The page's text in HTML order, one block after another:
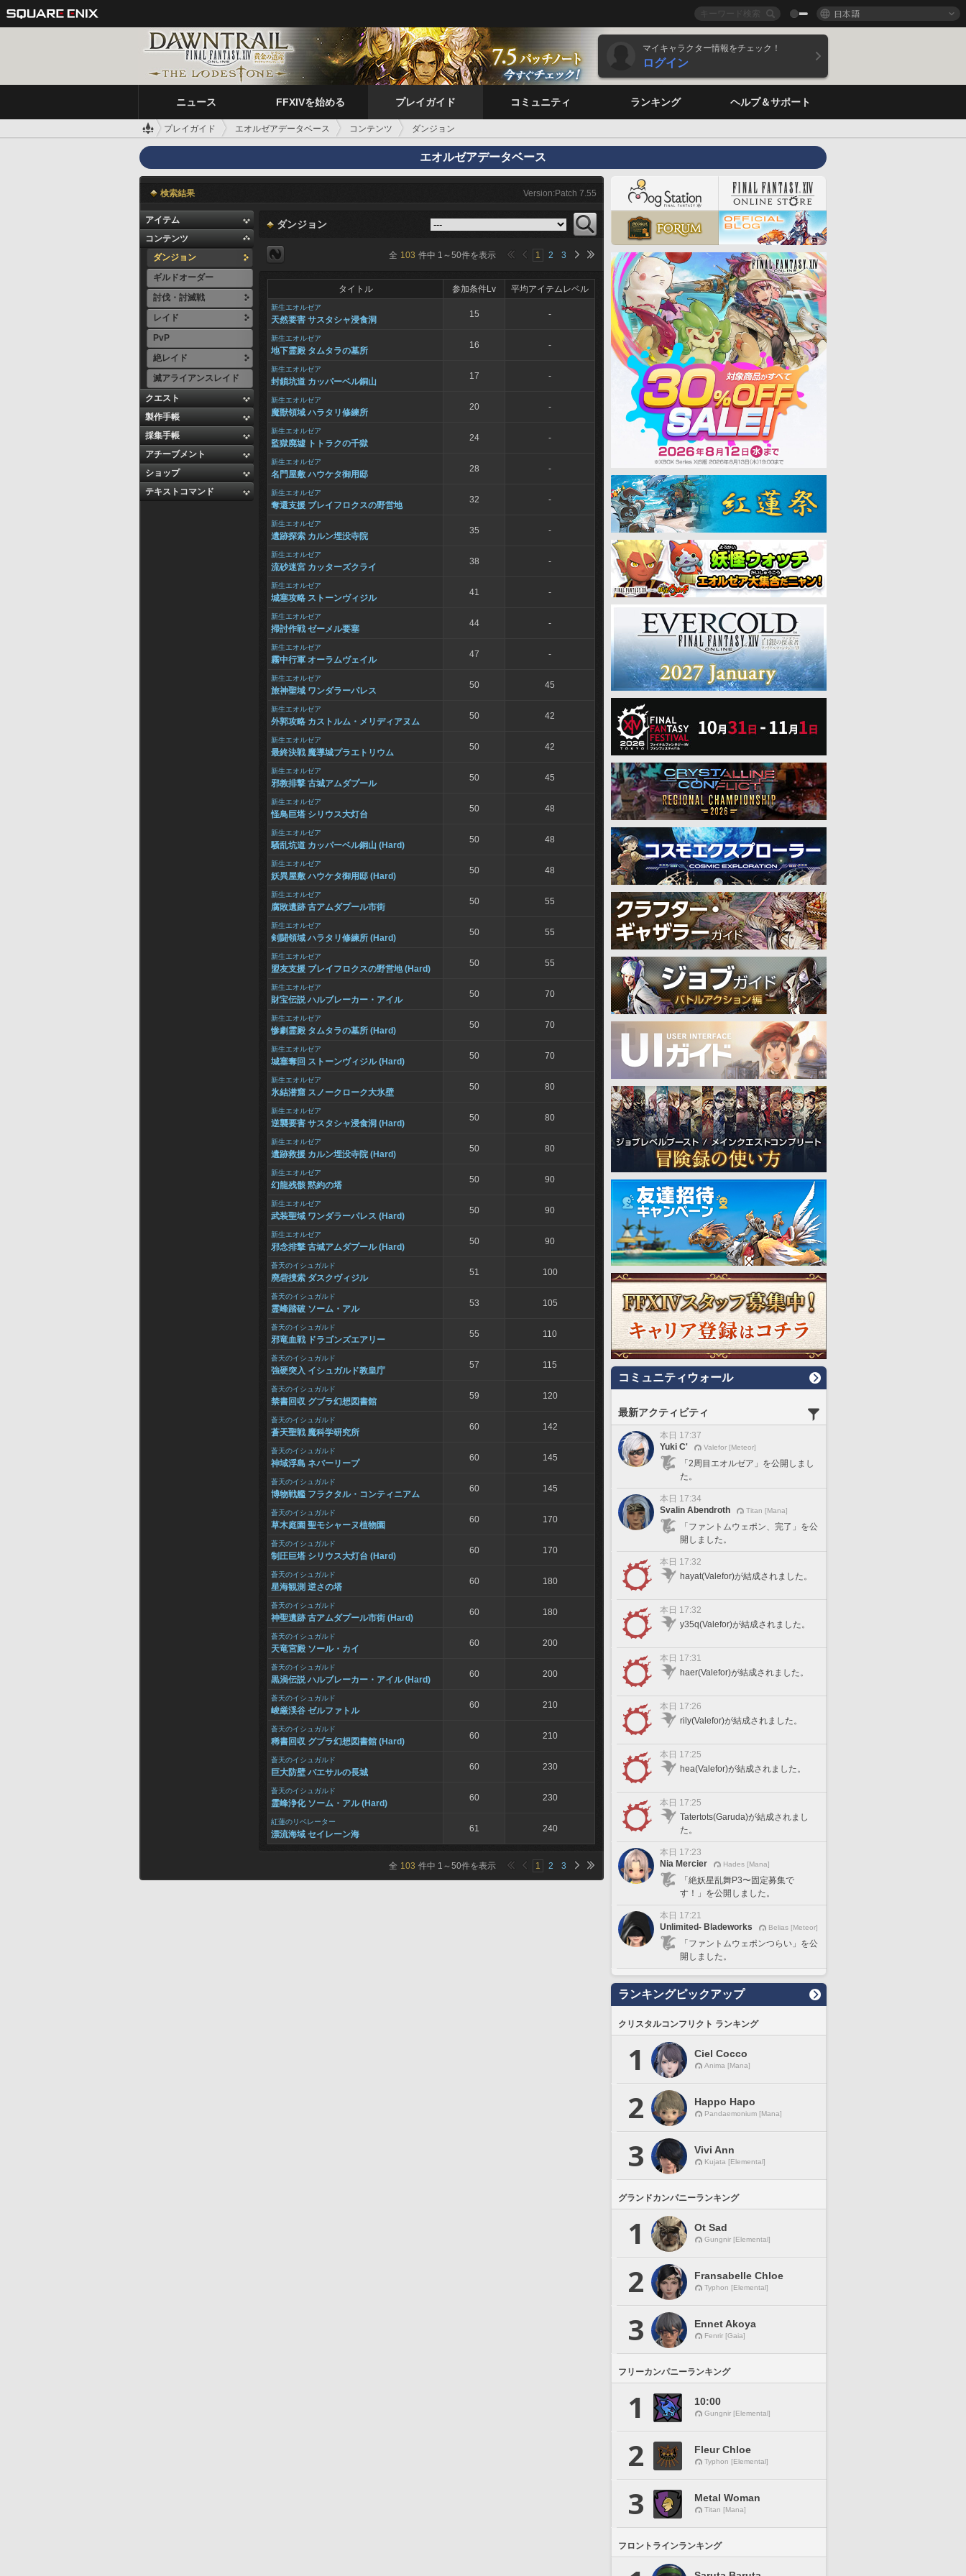
日本語
マイキャラクター情報をチェック！
ログイン
ニュース FFXIVを始める プレイガイド コミュニティ ランキング ヘルプ＆サポート
プレイガイド エオルゼアデータベース コンテンツ ダンジョン
エオルゼアデータベース
検索結果 Version:Patch 7.55
アイテム
コンテンツ
ダンジョン
ギルドオーダー
討伐・討滅戦
レイド
PvP
絶レイド
滅アライアンスレイド
クエスト
製作手帳
採集手帳
アチーブメント
ショップ
テキストコマンド
ダンジョン
全 103 件中 1 ～50件を表示 1 2 3
タイトル 参加条件Lv 平均アイテムレベル
新生エオルゼア
天然要害 サスタシャ浸食洞
15 -
新生エオルゼア
地下霊殿 タムタラの墓所
16 -
新生エオルゼア
封鎖坑道 カッパーベル銅山
17 -
新生エオルゼア
魔獣領域 ハラタリ修練所
20 -
新生エオルゼア
監獄廃墟 トトラクの千獄
24 -
新生エオルゼア
名門屋敷 ハウケタ御用邸
28 -
新生エオルゼア
奪還支援 ブレイフロクスの野営地
32 -
新生エオルゼア
遺跡探索 カルン埋没寺院
35 -
新生エオルゼア
流砂迷宮 カッターズクライ
38 -
新生エオルゼア
城塞攻略 ストーンヴィジル
41 -
新生エオルゼア
掃討作戦 ゼーメル要塞
44 -
新生エオルゼア
霧中行軍 オーラムヴェイル
47 -
新生エオルゼア
旅神聖域 ワンダラーパレス
50 45
新生エオルゼア
外郭攻略 カストルム・メリディアヌム
50 42
新生エオルゼア
最終決戦 魔導城プラエトリウム
50 42
新生エオルゼア
邪教排撃 古城アムダプール
50 45
新生エオルゼア
怪鳥巨塔 シリウス大灯台
50 48
新生エオルゼア
騒乱坑道 カッパーベル銅山 (Hard)
50 48
新生エオルゼア
妖異屋敷 ハウケタ御用邸 (Hard)
50 48
新生エオルゼア
腐敗遺跡 古アムダプール市街
50 55
新生エオルゼア
剣闘領域 ハラタリ修練所 (Hard)
50 55
新生エオルゼア
盟友支援 ブレイフロクスの野営地 (Hard)
50 55
新生エオルゼア
財宝伝説 ハルブレーカー・アイル
50 70
新生エオルゼア
惨劇霊殿 タムタラの墓所 (Hard)
50 70
新生エオルゼア
城塞奪回 ストーンヴィジル (Hard)
50 70
新生エオルゼア
氷結潜窟 スノークローク大氷壁
50 80
新生エオルゼア
逆襲要害 サスタシャ浸食洞 (Hard)
50 80
新生エオルゼア
遺跡救援 カルン埋没寺院 (Hard)
50 80
新生エオルゼア
幻龍残骸 黙約の塔
50 90
新生エオルゼア
武装聖域 ワンダラーパレス (Hard)
50 90
新生エオルゼア
邪念排撃 古城アムダプール (Hard)
50 90
蒼天のイシュガルド
廃砦捜索 ダスクヴィジル
51 100
蒼天のイシュガルド
霊峰踏破 ソーム・アル
53 105
蒼天のイシュガルド
邪竜血戦 ドラゴンズエアリー
55 110
蒼天のイシュガルド
強硬突入 イシュガルド教皇庁
57 115
蒼天のイシュガルド
禁書回収 グブラ幻想図書館
59 120
蒼天のイシュガルド
蒼天聖戦 魔科学研究所
60 142
蒼天のイシュガルド
神域浮島 ネバーリープ
60 145
蒼天のイシュガルド
博物戦艦 フラクタル・コンティニアム
60 145
蒼天のイシュガルド
草木庭園 聖モシャーヌ植物園
60 170
蒼天のイシュガルド
制圧巨塔 シリウス大灯台 (Hard)
60 170
蒼天のイシュガルド
星海観測 逆さの塔
60 180
蒼天のイシュガルド
神聖遺跡 古アムダプール市街 (Hard)
60 180
蒼天のイシュガルド
天竜宮殿 ソール・カイ
60 200
蒼天のイシュガルド
黒渦伝説 ハルブレーカー・アイル (Hard)
60 200
蒼天のイシュガルド
峻厳渓谷 ゼルファトル
60 210
蒼天のイシュガルド
稀書回収 グブラ幻想図書館 (Hard)
60 210
蒼天のイシュガルド
巨大防壁 バエサルの長城
60 230
蒼天のイシュガルド
霊峰浄化 ソーム・アル (Hard)
60 230
紅蓮のリベレーター
漂流海域 セイレーン海
61 240
全 103 件中 1 ～50件を表示 1 2 3
コミュニティウォール
最新アクティビティ
本日 17:37
Yuki C'
Valefor [Meteor]
「2周目エオルゼア」を公開しまし
た。
本日 17:34
Svalin Abendroth
Titan [Mana]
「ファントムウェポン、完了」を公
開しました。
本日 17:32
hayat(Valefor)が結成されました。
本日 17:32
y35q(Valefor)が結成されました。
本日 17:31
haer(Valefor)が結成されました。
本日 17:26
rily(Valefor)が結成されました。
本日 17:25
hea(Valefor)が結成されました。
本日 17:25
Tatertots(Garuda)が結成されまし
た。
本日 17:23
Nia Mercier
Hades [Mana]
「絶妖星乱舞P3〜固定募集で
す！」を公開しました。
本日 17:21
Unlimited- Bladeworks
Belias [Meteor]
「ファントムウェポンつらい」を公
開しました。
ランキングピックアップ
クリスタルコンフリクト ランキング
1 Ciel Cocco
Anima [Mana]
2 Happo Hapo
Pandaemonium [Mana]
3 Vivi Ann
Kujata [Elemental]
グランドカンパニーランキング
1 Ot Sad
Gungnir [Elemental]
2 Fransabelle Chloe
Typhon [Elemental]
3 Ennet Akoya
Fenrir [Gaia]
フリーカンパニーランキング
1 10:00
Gungnir [Elemental]
2 Fleur Chloe
Typhon [Elemental]
3 Metal Woman
Titan [Mana]
フロントラインランキング